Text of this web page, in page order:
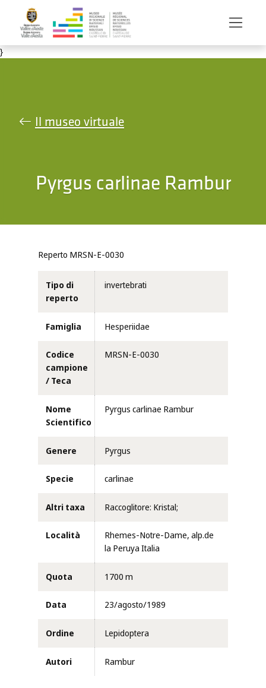
Salta al contenuto principale
}
Il museo virtuale
Pyrgus carlinae Rambur
Reperto MRSN-E-0030
Tipo di
reperto
invertebrati
Famiglia Hesperiidae
Codice
campione
/ Teca
MRSN-E-0030
Nome
Scientifico
Pyrgus carlinae Rambur
Genere Pyrgus
Specie carlinae
Altri taxa Raccoglitore: Kristal;
Località
Rhemes-Notre-Dame, alp.de
la Peruya Italia
Quota 1700 m
Data 23/agosto/1989
Ordine Lepidoptera
Autori Rambur